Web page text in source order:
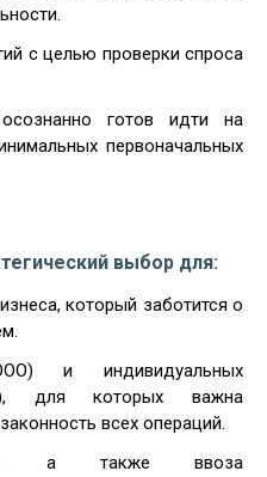
с целью проверки спроса
готов идти на
первоначальных
выбор для:
который заботится о
и индивидуальных
для которых важна
всех операций.
а также ввоза